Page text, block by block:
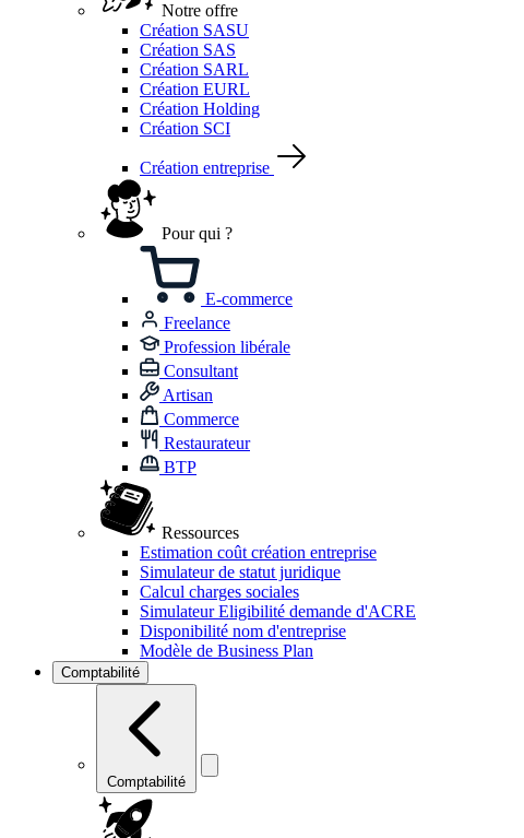
Notre offre
Création SASU
Création SAS
Création SARL
Création EURL
Création Holding
Création SCI
Création entreprise
Pour qui ?
E-commerce
Freelance
Profession libérale
Consultant
Artisan
Commerce
Restaurateur
BTP
Ressources
Estimation coût création entreprise
Simulateur de statut juridique
Calcul charges sociales
Simulateur Eligibilité demande d'ACRE
Disponibilité nom d'entreprise
Modèle de Business Plan
Comptabilité
Comptabilité